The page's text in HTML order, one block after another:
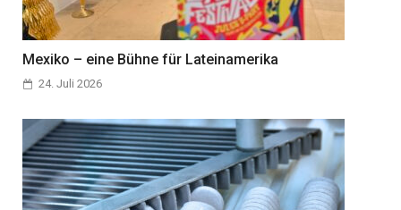
Mexiko – eine Bühne für Lateinamerika
24. Juli 2026